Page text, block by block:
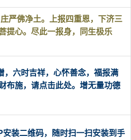
严佛净土。上报四重恩，下济三
提心。尽此一报身，同生极乐
，六时吉祥，心怀善念，福报满
布施，请点击此处。增无量功德
安装二维码，随时扫一扫安装到手